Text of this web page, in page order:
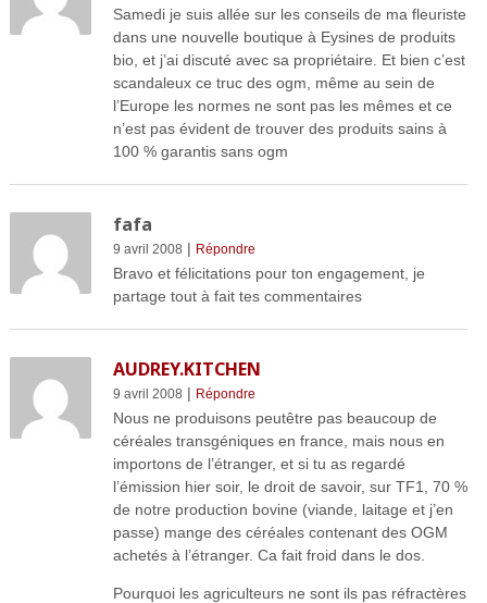
Samedi je suis allée sur les conseils de ma fleuriste
dans une nouvelle boutique à Eysines de produits
bio, et j’ai discuté avec sa propriétaire. Et bien c’est
scandaleux ce truc des ogm, même au sein de
l’Europe les normes ne sont pas les mêmes et ce
n’est pas évident de trouver des produits sains à
100 % garantis sans ogm
fafa
9 avril 2008 | Répondre
Bravo et félicitations pour ton engagement, je
partage tout à fait tes commentaires
AUDREY.KITCHEN
9 avril 2008 | Répondre
Nous ne produisons peutêtre pas beaucoup de
céréales transgéniques en france, mais nous en
importons de l’étranger, et si tu as regardé
l’émission hier soir, le droit de savoir, sur TF1, 70 %
de notre production bovine (viande, laitage et j’en
passe) mange des céréales contenant des OGM
achetés à l’étranger. Ca fait froid dans le dos.
Pourquoi les agriculteurs ne sont ils pas réfractères